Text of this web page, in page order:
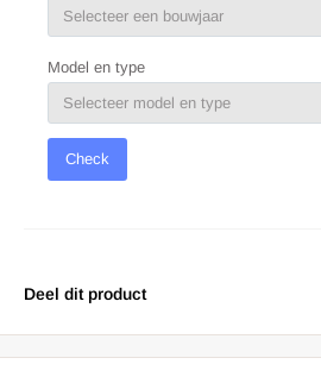
Model en type
Check
Deel dit product